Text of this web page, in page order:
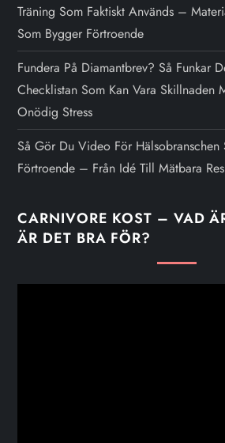
Träning Som Faktiskt Används –
Som Bygger Förtroende
Fundera På Diamantbrev? Så Funkar
Checklistan Som Kan Vara Skillnaden
Onödig Stress
Så Gör Du Video För Hälsobranschen
Förtroende – Från Idé Till Mätbara
CARNIVORE KOST – VAD
ÄR DET BRA FÖR?